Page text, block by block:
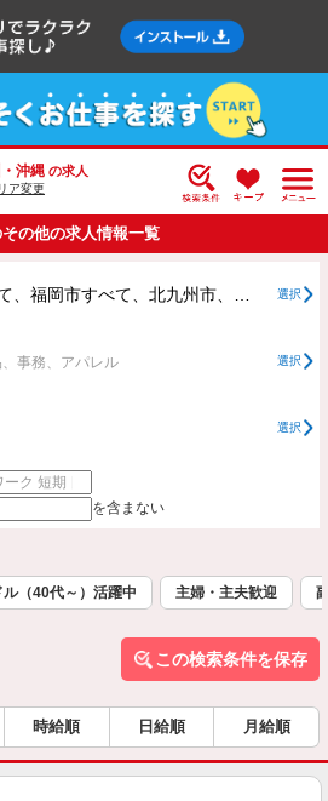
沖縄 の求人
ア変更
の他の求人情報一覧
選択
事務、アパレル 選択
選択
を含まない
ル（40代～）活躍中 主婦・主夫歓迎
この検索条件を保存
時給順 日給順 月給順